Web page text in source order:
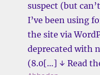
suspect (but
I’ve been using
the site via
deprecated with
(8.0[…] ↓ Read